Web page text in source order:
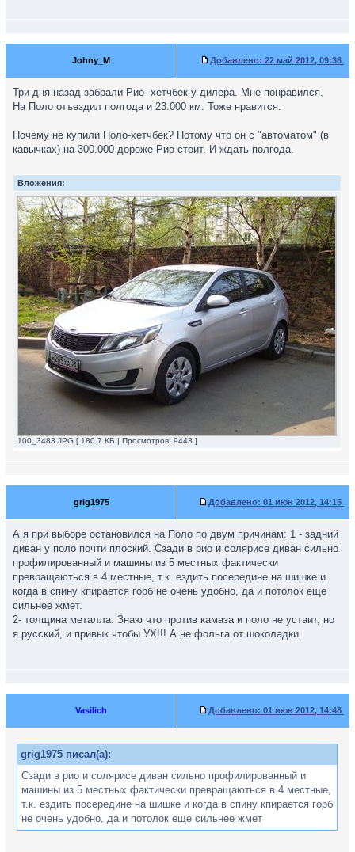
Johny_M Добавлено: 22 май 2012, 09:36
Три дня назад забрали Рио -хетчбек у дилера. Мне понравился.
На Поло отъездил полгода и 23.000 км. Тоже нравится.
Почему не купили Поло-хетчбек? Потому что он с "автоматом" (в
кавычках) на 300.000 дороже Рио стоит. И ждать полгода.
Вложения:
100_3483.JPG [ 180.7 КБ | Просмотров: 9443 ]
grig1975 Добавлено: 01 июн 2012, 14:15
А я при выборе остановился на Поло по двум причинам: 1 - задний
диван у поло почти плоский. Сзади в рио и солярисе диван сильно
профилированный и машины из 5 местных фактически
превращаються в 4 местные, т.к. ездить посередине на шишке и
когда в спину кпирается горб не очень удобно, да и потолок еще
сильнее жмет.
2- толщина металла. Знаю что против камаза и поло не устаит, но
я русский, и привык чтобы УХ!!! А не фольга от шоколадки.
Vasilich Добавлено: 01 июн 2012, 14:48
grig1975 писал(а):
Сзади в рио и солярисе диван сильно профилированный и
машины из 5 местных фактически превращаються в 4 местные,
т.к. ездить посередине на шишке и когда в спину кпирается горб
не очень удобно, да и потолок еще сильнее жмет